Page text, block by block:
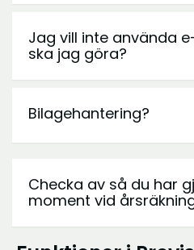
Jag vill inte använda
ska jag göra?
Bilagehantering?
Checka av så du har
moment vid